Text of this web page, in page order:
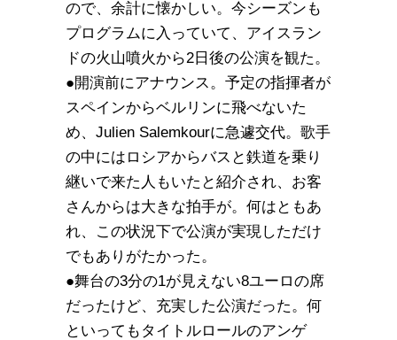
ので、余計に懐かしい。今シーズンも
プログラムに入っていて、アイスラン
ドの火山噴火から2日後の公演を観た。
●開演前にアナウンス。予定の指揮者が
スペインからベルリンに飛べないた
め、Julien Salemkourに急遽交代。歌手
の中にはロシアからバスと鉄道を乗り
継いで来た人もいたと紹介され、お客
さんからは大きな拍手が。何はともあ
れ、この状況下で公演が実現しただけ
でもありがたかった。
●舞台の3分の1が見えない8ユーロの席
だったけど、充実した公演だった。何
といってもタイトルロールのアンゲ